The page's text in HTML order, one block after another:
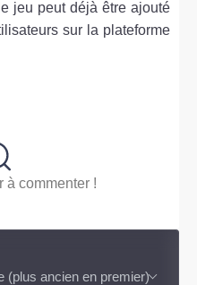
jeu peut déjà être ajouté
sur la plateforme
à commenter !
(plus ancien en premier)